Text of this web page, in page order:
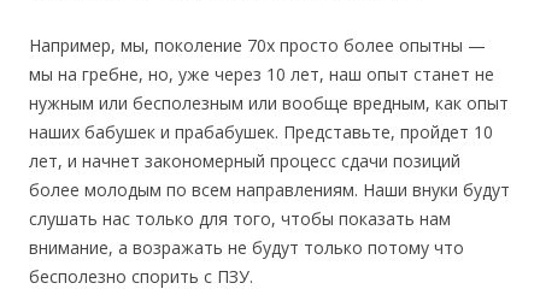
Например, мы, поколение 70х просто более опытны —
мы на гребне, но, уже через 10 лет, наш опыт станет не
нужным или бесполезным или вообще вредным, как опыт
наших бабушек и прабабушек. Представьте, пройдет 10
лет, и начнет закономерный процесс сдачи позиций
более молодым по всем направлениям. Наши внуки будут
слушать нас только для того, чтобы показать нам
внимание, а возражать не будут только потому что
бесполезно спорить с ПЗУ.